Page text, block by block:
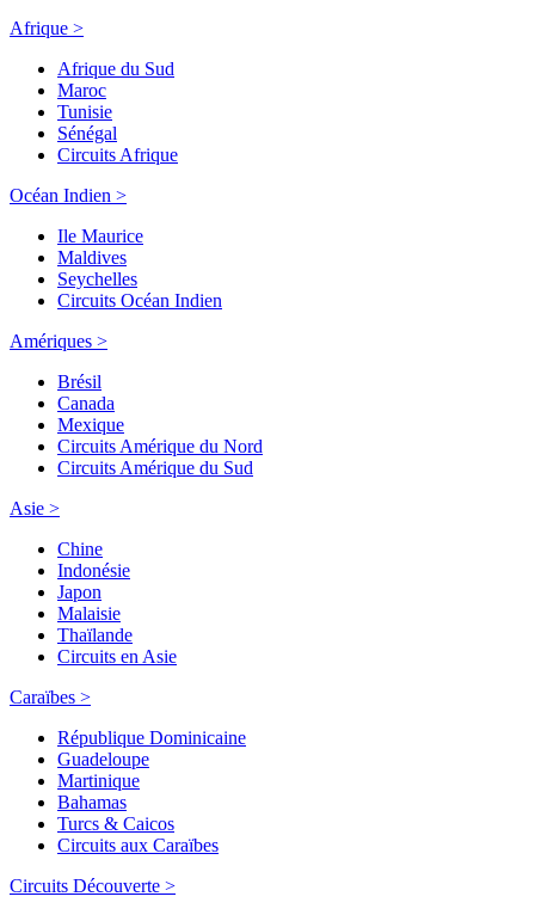
Afrique >
Afrique du Sud
Maroc
Tunisie
Sénégal
Circuits Afrique
Océan Indien >
Ile Maurice
Maldives
Seychelles
Circuits Océan Indien
Amériques >
Brésil
Canada
Mexique
Circuits Amérique du Nord
Circuits Amérique du Sud
Asie >
Chine
Indonésie
Japon
Malaisie
Thaïlande
Circuits en Asie
Caraïbes >
République Dominicaine
Guadeloupe
Martinique
Bahamas
Turcs & Caicos
Circuits aux Caraïbes
Circuits Découverte >